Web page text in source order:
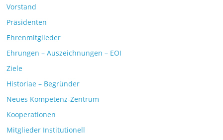
Vorstand
Präsidenten
Ehrenmitglieder
Ehrungen – Auszeichnungen – EOI
Ziele
Historiae – Begründer
Neues Kompetenz-Zentrum
Kooperationen
Mitglieder Institutionell